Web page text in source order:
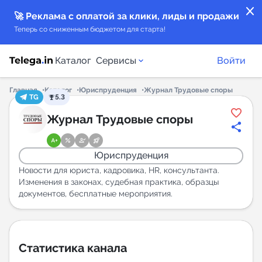
close
🚀 Реклама с оплатой за клики, лиды и продажи
Теперь со сниженным бюджетом для старта!
Каталог Сервисы
Каталог ботов
Горящие предложения
Индекс читаемости каналов в Telegram
Войти
Главная Каталог Юриспруденция
Журнал Трудовые споры
TG
5.3
Журнал Трудовые споры
Юриспруденция
Новости для юриста, кадровика, HR, консультанта.
Изменения в законах, судебная практика, образцы
документов, бесплатные мероприятия.
Статистика канала